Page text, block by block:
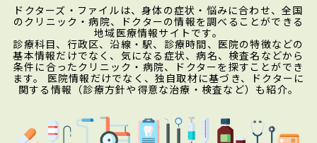
ドクターズ・ファイルは、身体の症状・悩みに合わせ、全国
のクリニック・病院、ドクターの情報を調べることができる
地域医療情報サイトです。
診療科目、行政区、沿線・駅、診療時間、医院の特徴などの
基本情報だけでなく、気になる症状、病名、検査名などから
条件に合ったクリニック・病院、ドクターを探すことができ
ます。 医院情報だけでなく、独自取材に基づき、ドクターに
関する情報（診療方針や得意な治療・検査など）も紹介。